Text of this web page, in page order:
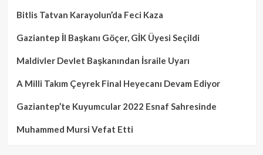
Bitlis Tatvan Karayolun’da Feci Kaza
Gaziantep İl Başkanı Göçer, GİK Üyesi Seçildi
Maldivler Devlet Başkanından İsraile Uyarı
A Milli Takım Çeyrek Final Heyecanı Devam Ediyor
Gaziantep’te Kuyumcular 2022 Esnaf Sahresinde
Muhammed Mursi Vefat Etti